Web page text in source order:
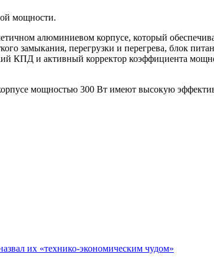
мощности.
алюминиевом корпусе, который
замыкания, перегрузки и перегрева, блок
КПД и активный корректор коэффициента
мощностью 300 Вт имеют высокую
их «технико-экономическим чудом»